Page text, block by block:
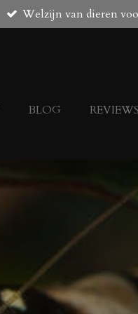
Welzijn van dieren
BLOG